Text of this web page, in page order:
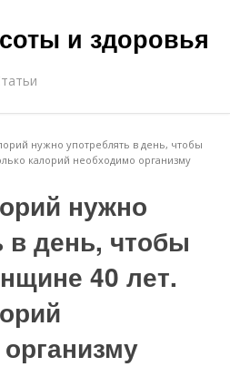
и здоровья
нужно употреблять в день, чтобы
калорий необходимо организму
нужно
в день, чтобы
40 лет.